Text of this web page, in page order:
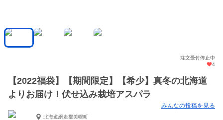
注文受付停止中
4
【2022福袋】【期間限定】【希少】真冬の北海道
よりお届け！伏せ込み栽培アスパラ
みんなの投稿を見る
北海道網走郡美幌町